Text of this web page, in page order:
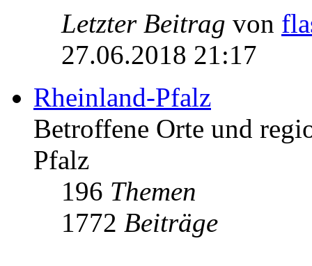
Letzter Beitrag von
27.06.2018 21:17
Rheinland-Pfalz
Betroffene Orte und
Pfalz
196 Themen
1772 Beiträge